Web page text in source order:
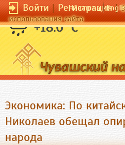
Войти|Регистрация|
использования сайта
Чӑвашла
+18.0 °C
Экономика: По
Николаев обещал
народа